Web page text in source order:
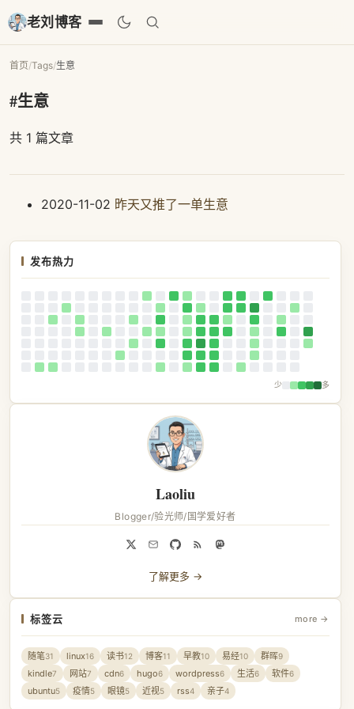
老刘博客
首页/Tags/生意
#生意
共 1 篇文章
2020-11-02 昨天又推了一单生意
发布热力
少 多
Laoliu
Blogger/验光师/国学爱好者
了解更多 →
标签云 more →
随笔31 linux16 读书12 博客11 早教10 易经10 群晖9
kindle7 网站7 cdn6 hugo6 wordpress6 生活6 软件6
ubuntu5 疫情5 眼镜5 近视5 rss4 亲子4